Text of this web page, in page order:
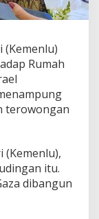
(Kemenlu)
Rumah
terowongan
(Kemenlu),
itu.
dibangun